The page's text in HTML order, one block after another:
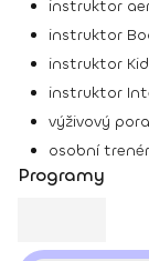
instruktor
instruktor
instruktor
instruktor
výživový
osobní
Programy